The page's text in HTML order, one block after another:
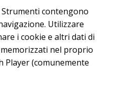
contengono
Utilizzare
i cookie e altri dati di
nel proprio
Player (comunemente